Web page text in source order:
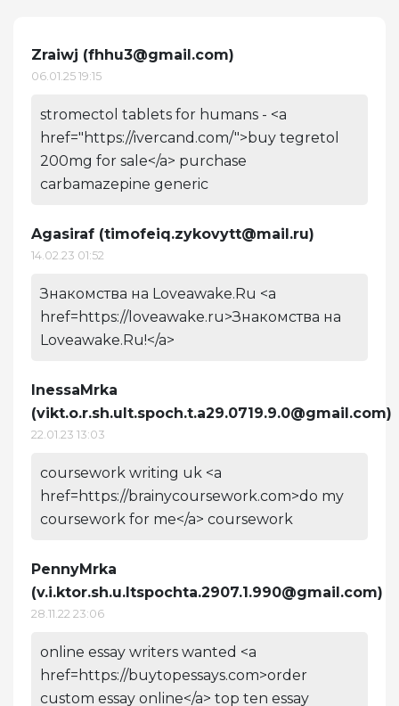
Zraiwj (fhhu3@gmail.com)
06.01.25 19:15
stromectol tablets for humans - <a
href="https://ivercand.com/">buy tegretol
200mg for sale</a> purchase
carbamazepine generic
Agasiraf (timofeiq.zykovytt@mail.ru)
14.02.23 01:52
Знакомства на Loveawake.Ru <a
href=https://loveawake.ru>Знакомства на
Loveawake.Ru!</a>
InessaMrka
(vikt.o.r.sh.ult.spoch.t.a29.0719.9.0@gmail.com)
22.01.23 13:03
coursework writing uk <a
href=https://brainycoursework.com>do my
coursework for me</a> coursework
PennyMrka
(v.i.ktor.sh.u.ltspochta.2907.1.990@gmail.com)
28.11.22 23:06
online essay writers wanted <a
href=https://buytopessays.com>order
custom essay online</a> top ten essay